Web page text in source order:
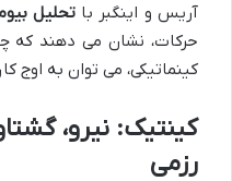
آریس و اینگبر باتحلیل
حرکات، نشان می دهند که
کینماتیکی، می توان به اوج
کینتیک: نیرو،
رزمی